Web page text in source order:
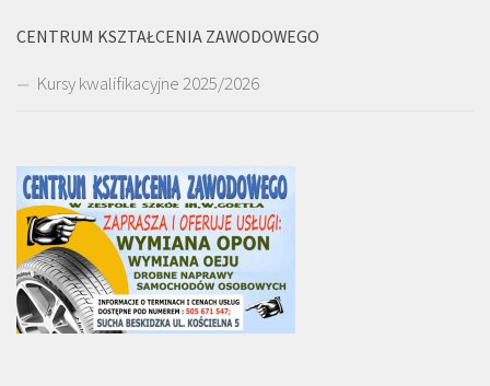
CENTRUM KSZTAŁCENIA ZAWODOWEGO
Kursy kwalifikacyjne 2025/2026